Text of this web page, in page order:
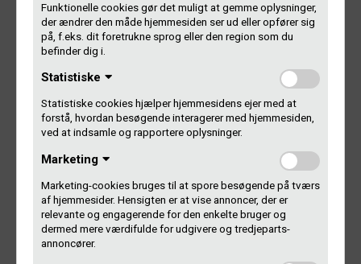
Funktionelle cookies gør det muligt at gemme oplysninger,
der ændrer den måde hjemmesiden ser ud eller opfører sig
på, f.eks. dit foretrukne sprog eller den region som du
befinder dig i.
Statistiske
Statistiske cookies hjælper hjemmesidens ejer med at
forstå, hvordan besøgende interagerer med hjemmesiden,
ved at indsamle og rapportere oplysninger.
Marketing
Marketing-cookies bruges til at spore besøgende på tværs
af hjemmesider. Hensigten er at vise annoncer, der er
relevante og engagerende for den enkelte bruger og
dermed mere værdifulde for udgivere og tredjeparts-
annoncører.
Kunstner Producent Begge dele
Kontakt Gramex